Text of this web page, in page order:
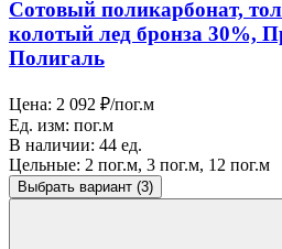
Сотовый поликарбонат,
колотый лед бронза 30%,
Полигаль
Цена: 2 092 ₽/пог.м
Ед. изм: пог.м
В наличии: 44 ед.
Цельные: 2 пог.м, 3 пог.м, 12 пог.м
Выбрать вариант (3)